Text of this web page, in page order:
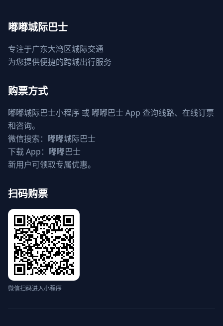
嘟嘟城际巴士
专注于广东大湾区城际交通
为您提供便捷的跨城出行服务
购票方式
嘟嘟城际巴士小程序 或 嘟嘟巴士 App 查询线路、在线订票
和咨询。
微信搜索：嘟嘟城际巴士
下载 App：嘟嘟巴士
新用户可领取专属优惠。
扫码购票
微信扫码进入小程序